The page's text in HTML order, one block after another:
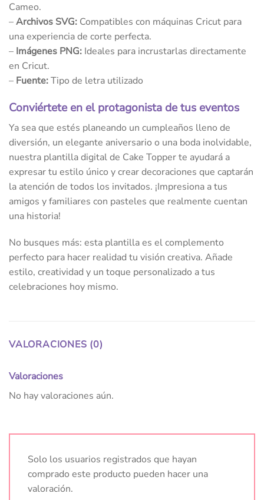
Cameo.
–Archivos SVG: Compatibles con máquinas Cricut para
una experiencia de corte perfecta.
– Imágenes PNG: Ideales para incrustarlas directamente
en Cricut.
– Fuente:Tipo de letra utilizado
Conviértete en el protagonista de tus eventos
Ya sea que estés planeando un cumpleaños lleno de
diversión, un elegante aniversario o una boda inolvidable,
nuestra plantilla digital de Cake Topper te ayudará a
expresar tu estilo único y crear decoraciones que captarán
la atención de todos los invitados. ¡Impresiona a tus
amigos y familiares con pasteles que realmente cuentan
una historia!
No busques más: esta plantilla es el complemento
perfecto para hacer realidad tu visión creativa. Añade
estilo, creatividad y un toque personalizado a tus
celebraciones hoy mismo.
VALORACIONES (0)
Valoraciones
No hay valoraciones aún.
Solo los usuarios registrados que hayan
comprado este producto pueden hacer una
valoración.